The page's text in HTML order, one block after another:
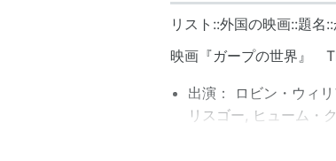
リスト::外国の映画::題名
映画『ガープの世界』
出演： ロビン・ウィ
リスゴー, ヒューム・